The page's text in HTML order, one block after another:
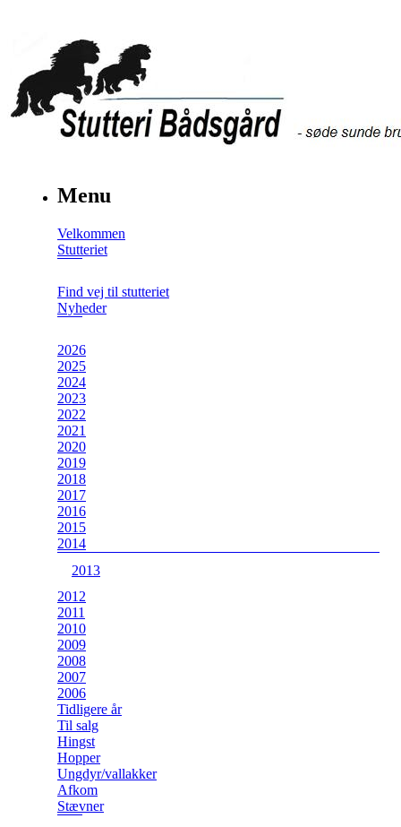
Menu
Velkommen
Stutteriet
Find vej til stutteriet
Nyheder
2026
2025
2024
2023
2022
2021
2020
2019
2018
2017
2016
2015
2014
2013
2012
2011
2010
2009
2008
2007
2006
Tidligere år
Til salg
Hingst
Hopper
Ungdyr/vallakker
Afkom
Stævner